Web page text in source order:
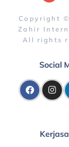
Copyright
Zahir
All rights
Social